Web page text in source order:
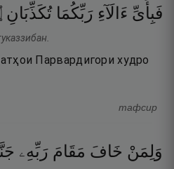
فَبِأَىِّ ءَالَآءِ رَبِّكُمَا تُكَذِّبَانِ
Парвардигори худро
тафсир
وَلِمَنْ خَافَ مَقَامَ رَبِّهِۦ